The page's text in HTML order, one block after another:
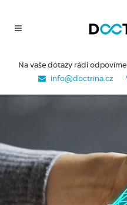
Na vaše dotazy rádi odpovíme
info@doctrina.cz